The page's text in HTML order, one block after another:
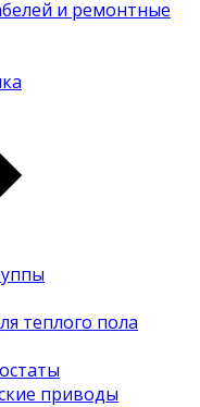
и ремонтные
теплого пола
приводы